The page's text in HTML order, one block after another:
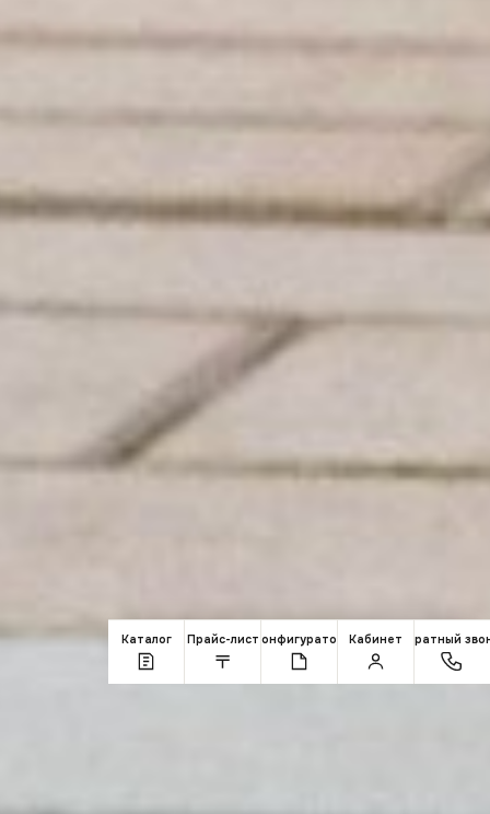
Каталог Прайс-листКонфигуратор КабинетОбратный